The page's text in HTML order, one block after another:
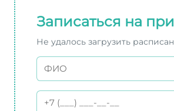
Записаться на
Не удалось загрузить